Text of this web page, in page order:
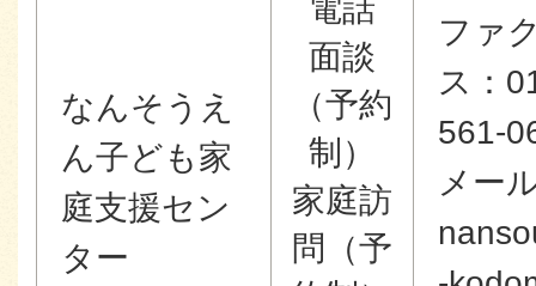
なんそうえ
ん子ども家
庭支援セン
ター
電話
面談
（予約
制）
家庭訪
問（予
ファ
ス：
561-
メー